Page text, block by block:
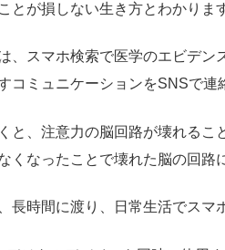
とが損しない生き方とわかりま
、スマホ検索で医学のエビデン
コミュニケーションをSNSで連
と、注意力の脳回路が壊れるこ
くなったことで壊れた脳の回路
長時間に渡り、日常生活でスマ